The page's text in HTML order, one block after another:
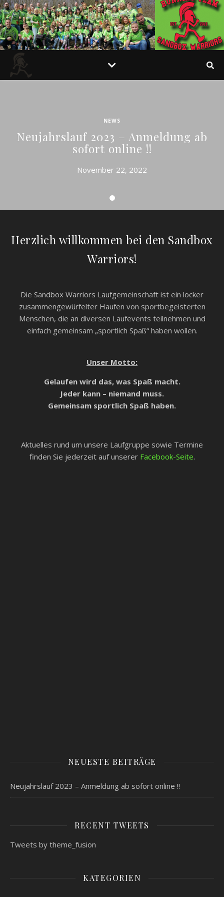
NEWS
Neujahrslauf 2023 – Anmeldung ab
sofort online !!
November 22, 2022
Herzlich willkommen bei den Sandbox
Warriors!
Die Sandbox Warriors Laufgemeinschaft ist ein locker
zusammengewürfelter Haufen von sportbegeisterten
Menschen, die an diversen Laufevents teilnehmen und
einfach gemeinsam „sportlich Spaß“ haben wollen.
Unser Motto:
Gelaufen wird das, was Spaß macht.
Jeder kann – niemand muss.
Gemeinsam sportlich Spaß haben.
Aktuelles rund um unsere Laufgruppe sowie Termine
finden Sie jederzeit auf unserer Facebook-Seite.
NEUESTE BEITRÄGE
Neujahrslauf 2023 – Anmeldung ab sofort online !!
RECENT TWEETS
Tweets by theme_fusion
KATEGORIEN